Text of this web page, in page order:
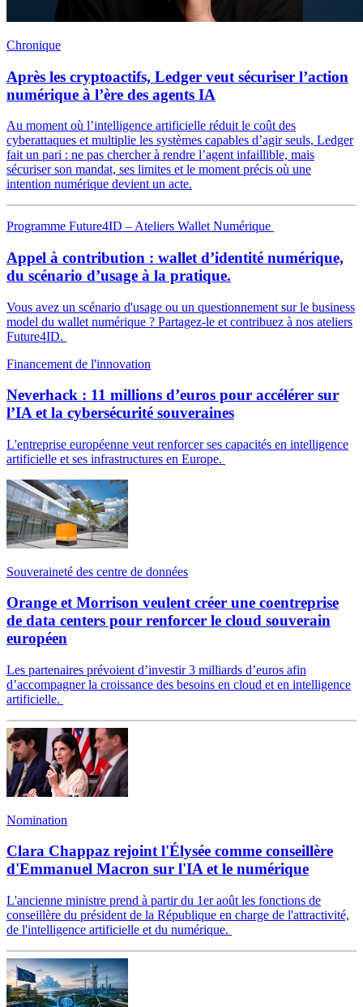
Chronique
Après les cryptoactifs, Ledger veut sécuriser l’action
numérique à l’ère des agents IA
Au moment où l’intelligence artificielle réduit le coût des
cyberattaques et multiplie les systèmes capables d’agir seuls, Ledger
fait un pari : ne pas chercher à rendre l’agent infaillible, mais
sécuriser son mandat, ses limites et le moment précis où une
intention numérique devient un acte.
Programme Future4ID – Ateliers Wallet Numérique
Appel à contribution : wallet d’identité numérique,
du scénario d’usage à la pratique.
Vous avez un scénario d'usage ou un questionnement sur le business
model du wallet numérique ? Partagez-le et contribuez à nos ateliers
Future4ID.
Financement de l'innovation
Neverhack : 11 millions d’euros pour accélérer sur
l’IA et la cybersécurité souveraines
L'entreprise européenne veut renforcer ses capacités en intelligence
artificielle et ses infrastructures en Europe.
Souveraineté des centre de données
Orange et Morrison veulent créer une coentreprise
de data centers pour renforcer le cloud souverain
européen
Les partenaires prévoient d’investir 3 milliards d’euros afin
d’accompagner la croissance des besoins en cloud et en intelligence
artificielle.
Nomination
Clara Chappaz rejoint l'Élysée comme conseillère
d'Emmanuel Macron sur l'IA et le numérique
L'ancienne ministre prend à partir du 1er août les fonctions de
conseillère du président de la République en charge de l'attractivité,
de l'intelligence artificielle et du numérique.